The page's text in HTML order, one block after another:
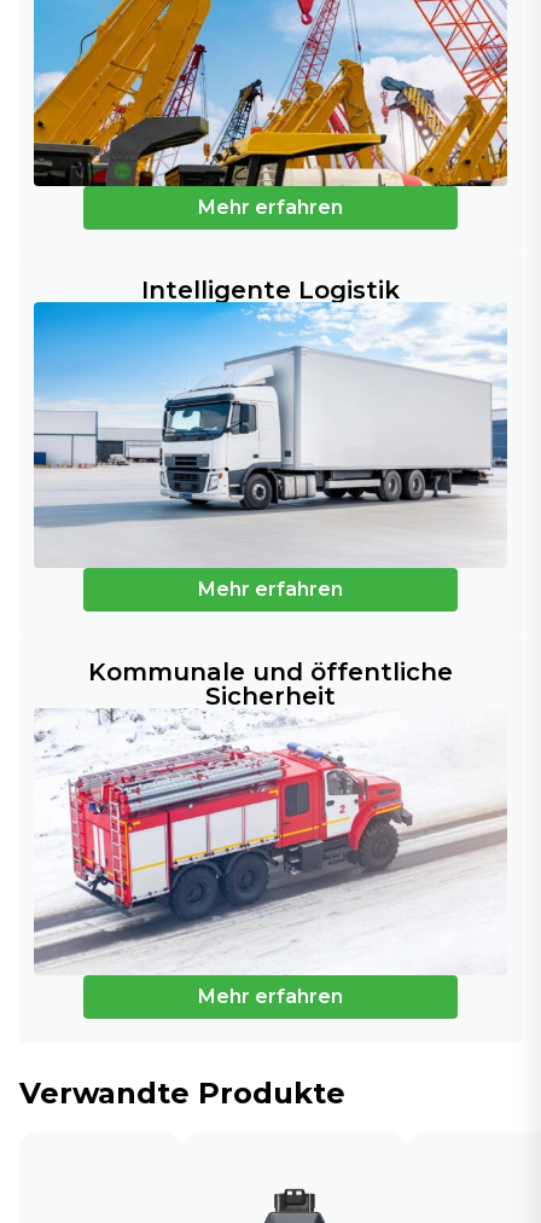
Mehr erfahren
Intelligente Logistik
Mehr erfahren
Kommunale und öffentliche
Sicherheit
Mehr erfahren
Verwandte Produkte